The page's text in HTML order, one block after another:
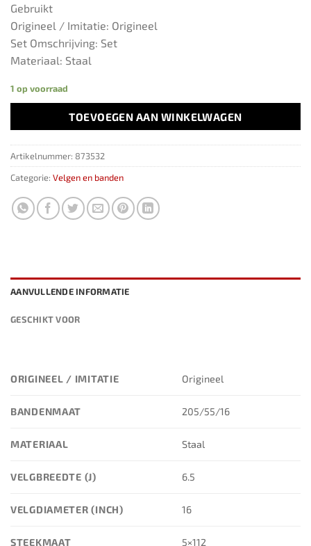
Gebruikt
Origineel / Imitatie: Origineel
Set Omschrijving: Set
Materiaal: Staal
1 op voorraad
TOEVOEGEN AAN WINKELWAGEN
Artikelnummer: 873532
Categorie: Velgen en banden
AANVULLENDE INFORMATIE
GESCHIKT VOOR
ORIGINEEL / IMITATIE Origineel
BANDENMAAT 205/55/16
MATERIAAL Staal
VELGBREEDTE (J) 6.5
VELGDIAMETER (INCH) 16
STEEKMAAT 5×112